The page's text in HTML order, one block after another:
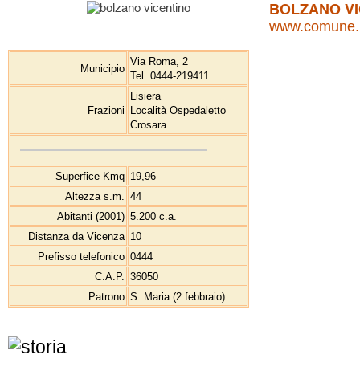
BOLZANO
Municipio
Via Roma, 2
Tel. 0444-219411
Frazioni
Lisiera
Località Ospedaletto
Crosara
Superfice Kmq 19,96
Altezza s.m. 44
Abitanti (2001) 5.200 c.a.
Distanza da Vicenza 10
Prefisso telefonico 0444
C.A.P. 36050
Patrono S. Maria (2 febbraio)